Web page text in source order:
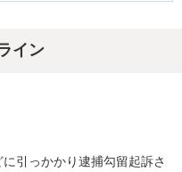
イン
引っかかり逮捕勾留起訴さ